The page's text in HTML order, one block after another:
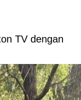
TV dengan